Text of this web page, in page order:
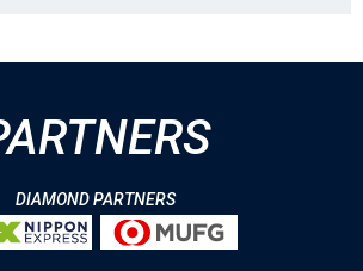
DIAMOND PARTNERS